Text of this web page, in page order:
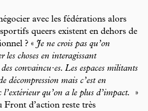
avec les fédérations alors
sportifs queers existent en dehors de
? « Je ne crois pas qu’on
les choses en interagissant
convaincu·es. Les espaces militants
décompression mais c’est en
l’extérieur qu’on a le plus d’impact.
»
d’action reste très